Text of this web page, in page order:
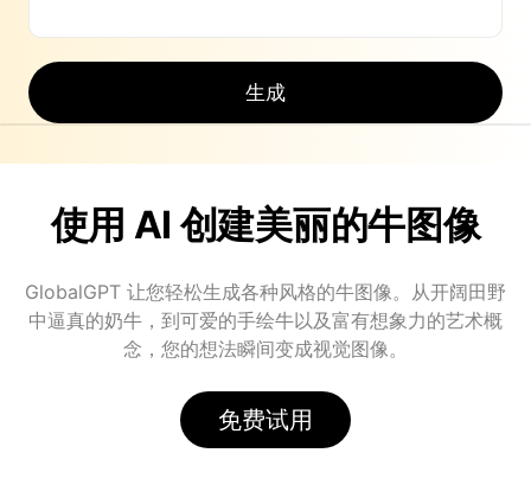
生成
使用 AI 创建美丽的牛图像
GlobalGPT 让您轻松生成各种风格的牛图像。从开阔田野
中逼真的奶牛，到可爱的手绘牛以及富有想象力的艺术概
念，您的想法瞬间变成视觉图像。
免费试用